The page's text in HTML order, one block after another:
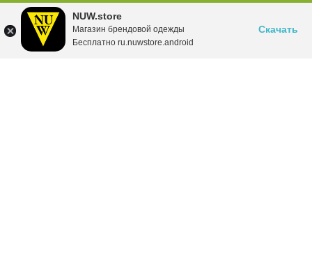
NUW.store
Магазин брендовой одежды
Бесплатно ru.nuwstore.android
Скачать